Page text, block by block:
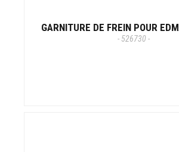
GARNITURE DE FREIN POUR
- 526730 -